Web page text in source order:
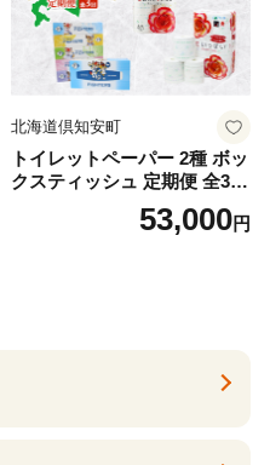
北海道倶知安町
トイレットペーパー 2種 ボッ
クスティッシュ 定期便 全3
回 日本製 まとめ買い 防災
常備品 日用雑貨 消耗品 生活
53,000円